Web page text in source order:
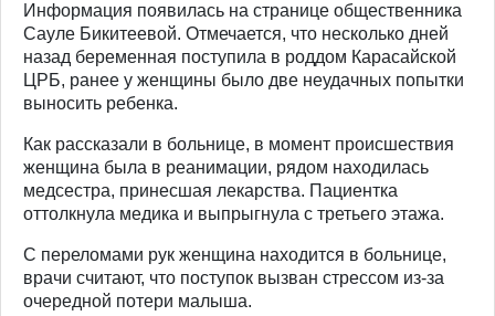
Информация появилась на странице общественника
Сауле Бикитеевой. Отмечается, что несколько дней
назад беременная поступила в роддом Карасайской
ЦРБ, ранее у женщины было две неудачных попытки
выносить ребенка.
Как рассказали в больнице, в момент происшествия
женщина была в реанимации, рядом находилась
медсестра, принесшая лекарства. Пациентка
оттолкнула медика и выпрыгнула с третьего этажа.
С переломами рук женщина находится в больнице,
врачи считают, что поступок вызван стрессом из-за
очередной потери малыша.